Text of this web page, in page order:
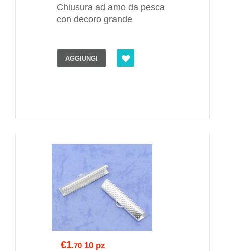
Chiusura ad amo da pesca
con decoro grande
AGGIUNGI
€1.70 10 pz